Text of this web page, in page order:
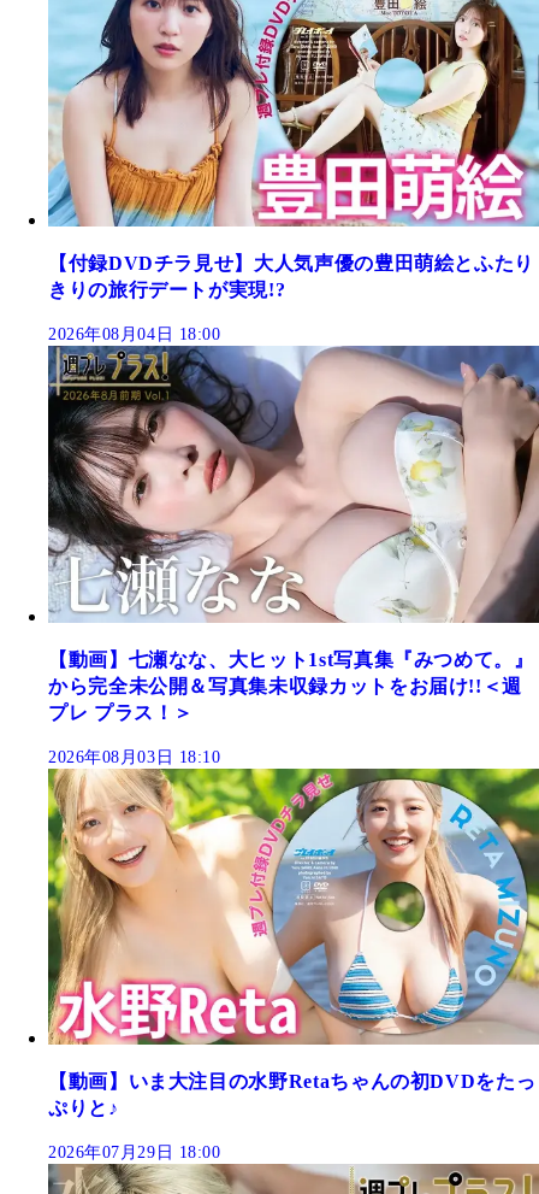
【付録DVDチラ見せ】大人気声優の豊田萌絵とふたり
きりの旅行デートが実現!?
2026年08月04日 18:00
【動画】七瀬なな、大ヒット1st写真集『みつめて。』
から完全未公開＆写真集未収録カットをお届け!!＜週
プレ プラス！＞
2026年08月03日 18:10
【動画】いま大注目の水野Retaちゃんの初DVDをたっ
ぷりと♪
2026年07月29日 18:00